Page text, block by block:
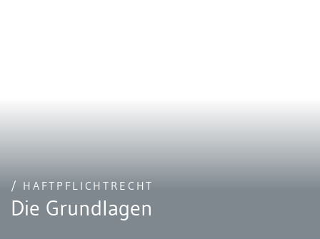
/ HAFTPFLICHTRECHT
Die Grundlagen